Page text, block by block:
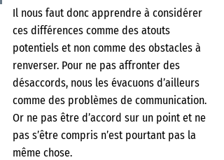
Il nous faut donc apprendre à considérer
ces différences comme des atouts
potentiels et non comme des obstacles à
renverser. Pour ne pas affronter des
désaccords, nous les évacuons d’ailleurs
comme des problèmes de communication.
Or ne pas être d’accord sur un point et ne
pas s’être compris n’est pourtant pas la
même chose.